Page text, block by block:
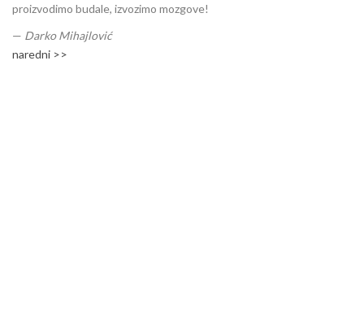
proizvodimo budale, izvozimo mozgove!
— Darko Mihajlović
naredni >>